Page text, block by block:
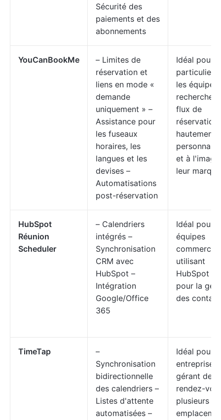
Sécurité des
paiements et des
abonnements
YouCanBookMe
– Limites de
réservation et
liens en mode «
demande
uniquement » –
Assistance pour
les fuseaux
horaires, les
langues et les
devises –
Automatisations
post-réservation
Idéal pour
particuliers
les équipes
recherche
flux de
réservation
hautement
et à
leur marque
HubSpot
Réunion
Scheduler
– Calendriers
intégrés –
Synchronisation
CRM avec
HubSpot –
Intégration
Google/Office
365
Idéal pour
équipes
utilisant
HubSpot
pour la
des
TimeTap
–
Synchronisation
bidirectionnelle
des calendriers –
Listes d'attente
automatisées –
Idéal pour
entreprises
gérant des
rendez-
plusieurs